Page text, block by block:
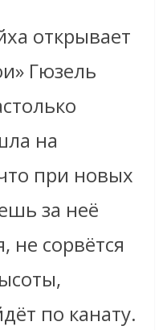
открывает
Гюзель
на
при новых
за неё
не сорвётся
по канату.